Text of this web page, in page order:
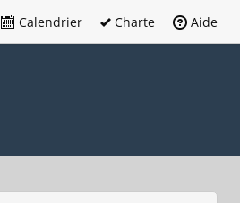
Calendrier Charte Aide